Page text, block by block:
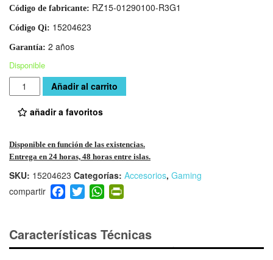
Código de fabricante: RZ15-01290100-R3G1
Código Qi: 15204623
Garantía: 2 años
Disponible
Cantidad Añadir al carrito
añadir a favoritos
Disponible en función de las existencias.
Entrega en 24 horas, 48 horas entre islas.
SKU: 15204623 Categorías: Accesorios, Gaming
F
a
e
b
T
wi
er
W
h
s
A
ri
e
Características Técnicas